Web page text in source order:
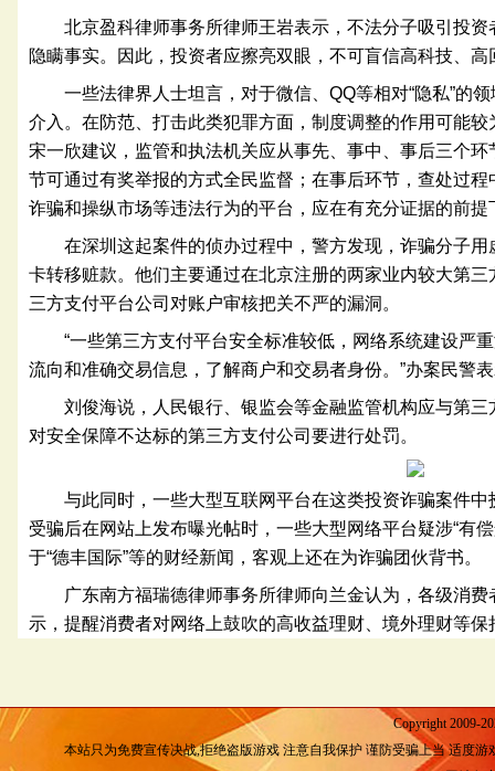
北京盈科律师事务所律师王岩表示，不法分子吸引投
隐瞒事实。因此，投资者应擦亮双眼，不可盲信高科技、高
一些法律界人士坦言，对于微信、QQ等相对“隐私”的
介入。在防范、打击此类犯罪方面，制度调整的作用可能
宋一欣建议，监管和执法机关应从事先、事中、事后三个
节可通过有奖举报的方式全民监督；在事后环节，查处过
诈骗和操纵市场等违法行为的平台，应在有充分证据的前提
在深圳这起案件的侦办过程中，警方发现，诈骗分子
卡转移赃款。他们主要通过在北京注册的两家业内较大第
三方支付平台公司对账户审核把关不严的漏洞。
“一些第三方支付平台安全标准较低，网络系统建设严
流向和准确交易信息，了解商户和交易者身份。”办案民警
刘俊海说，人民银行、银监会等金融监管机构应与第
对安全保障不达标的第三方支付公司要进行处罚。
与此同时，一些大型互联网平台在这类投资诈骗案件
受骗后在网站上发布曝光帖时，一些大型网络平台疑涉“有
于“德丰国际”等的财经新闻，客观上还在为诈骗团伙背书。
广东南方福瑞德律师事务所律师向兰金认为，各级消
示，提醒消费者对网络上鼓吹的高收益理财、境外理财等保
Copyright 2009-
本站只为免费宣传决战,拒绝盗版游戏 注意自我保护 谨防受骗上当 适度